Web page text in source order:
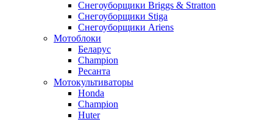
Снегоуборщики Briggs & Stratton
Снегоуборщики Stiga
Снегоуборщики Ariens
Мотоблоки
Беларус
Champion
Ресанта
Мотокультиваторы
Honda
Champion
Huter